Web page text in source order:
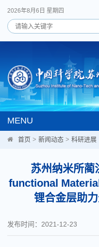
2026年8月6日 星期四
MENU
首页 > 新闻动态 > 科研进展
苏州纳米所
functional
锂合金层助
发布时间：2021-12-23